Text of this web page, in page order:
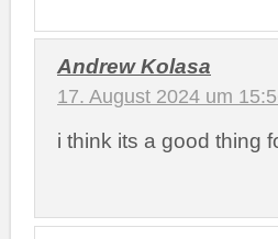
Andrew Kolasa
17. August 2024 um
i think its a good thing